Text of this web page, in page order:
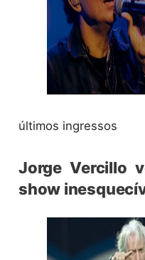
últimos ingressos
Jorge Vercillo
show